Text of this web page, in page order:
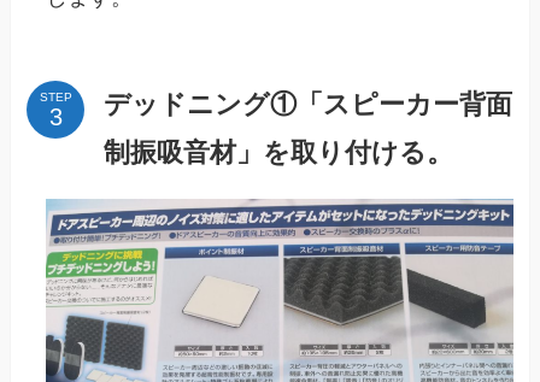
STEP
デッドニング①「スピーカー背面
制振吸音材」を取り付ける。